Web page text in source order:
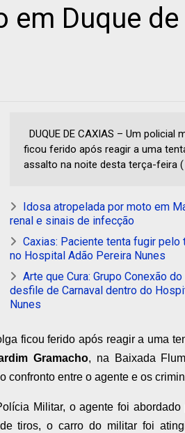
em Duque de
DUQUE DE CAXIAS – Um policial
ficou ferido após reagir a uma
assalto na noite desta terça-feira (
Idosa atropelada por moto em
renal e sinais de infecção
Caxias: Paciente tenta fugir pelo
no Hospital Adão Pereira Nunes
Arte que Cura: Grupo Conexão
desfile de Carnaval dentro do
Nunes
ficou ferido após reagir a uma
Gramacho, na Baixada
confronto entre o agente e os
Militar, o agente foi abordado
tiros, o carro do militar foi